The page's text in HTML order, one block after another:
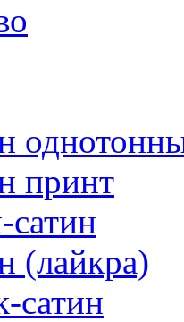
принт
сатин
(лайкра)
сатин